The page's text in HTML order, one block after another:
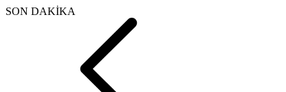
SON DAKİKA